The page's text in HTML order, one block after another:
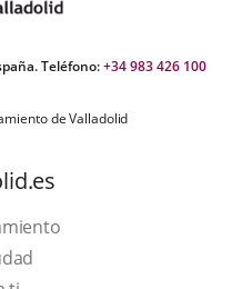
Teléfono:+34 983 426 100
de Valladolid